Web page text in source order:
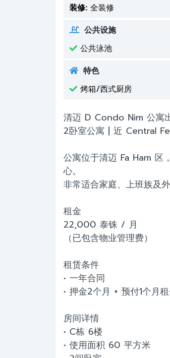
装修: 全装修
公共设施
公共泳池
特色
烤箱/西式厨房
清迈 D Condo Nim 公寓
2卧室公寓 | 近 Central
公寓位于清迈 Fa Ham 区
心。
非常适合家庭、上班族及
租金
22,000 泰铢 / 月
（已包含物业管理费）
租赁条件
• 一年合同
• 押金2个月 + 预付1个月
房间详情
• C栋 6楼
• 使用面积 60 平方米